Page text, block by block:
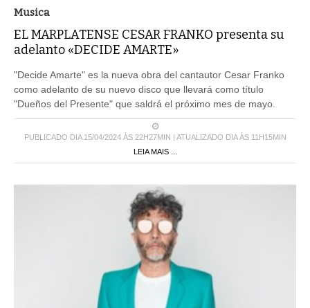
Musica
EL MARPLATENSE CESAR FRANKO presenta su
adelanto «DECIDE AMARTE»
"Decide Amarte" es la nueva obra del cantautor Cesar Franko
como adelanto de su nuevo disco que llevará como título
"Dueños del Presente" que saldrá el próximo mes de mayo.
PUBLICADO DIA 15/04/2024 ÀS 22H27MIN | ATUALIZADO DIA ÀS 11H15MIN
LEIA MAIS ...